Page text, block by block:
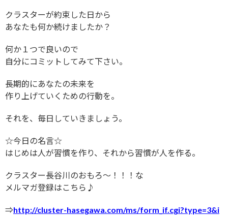
クラスターが約束した日から
あなたも何か続けましたか？
何か１つで良いので
自分にコミットしてみて下さい。
長期的にあなたの未来を
作り上げていくための行動を。
それを、毎日していきましょう。
☆今日の名言☆
はじめは人が習慣を作り、それから習慣が人を作る。
クラスター長谷川のおもろ〜！！！な
メルマガ登録はこちら♪
⇒http://cluster-hasegawa.com/ms/form_if.cgi?type=3&i